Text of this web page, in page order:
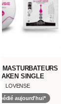
MASTURBATEURS
SINGLE
LOVENSE
aujourd'hui*